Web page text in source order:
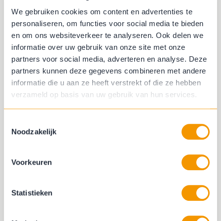
We gebruiken cookies om content en advertenties te
personaliseren, om functies voor social media te bieden
en om ons websiteverkeer te analyseren. Ook delen we
informatie over uw gebruik van onze site met onze
partners voor social media, adverteren en analyse. Deze
partners kunnen deze gegevens combineren met andere
informatie die u aan ze heeft verstrekt of die ze hebben
verzameld op basis van uw gebruik van hun services.
Noodzakelijk
Voorkeuren
Statistieken